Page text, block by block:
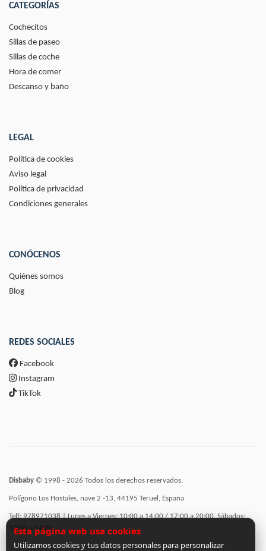
CATEGORÍAS
Cochecitos
Sillas de paseo
Sillas de coche
Hora de comer
Descanso y baño
LEGAL
Política de cookies
Aviso legal
Política de privacidad
Condiciones generales
CONÓCENOS
Quiénes somos
Blog
REDES SOCIALES
Facebook
Instagram
TikTok
Disbaby © 1998 - 2026 Todos los derechos reservados.
Polígono Los Hostales, nave 2 -13, 44195 Teruel, España
Telf: 978971038 | Lunes a Viernes: 10:00 a 14:00 / 17:00 a 20:00, Sábados:
10:00 a 14:00
Esta página web usa cookies
Utilizamos cookies y tus datos personales para personalizar